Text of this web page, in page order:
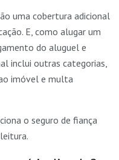
uma cobertura adicional
E, como alugar um
do aluguel e
inclui outras categorias,
imóvel e multa
o seguro de fiança